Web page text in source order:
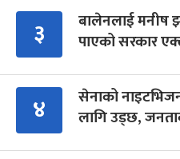
३
बालेनलाई मनीष
पाएको सरकार
४
सेनाको
लागि उड्छ,